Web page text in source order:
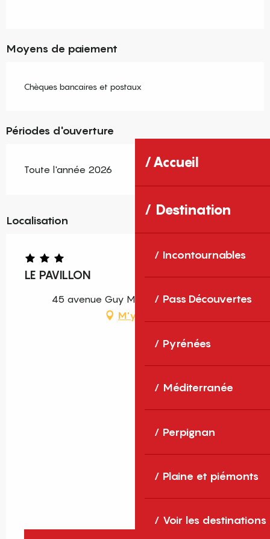
Accueil
Destination
Incontournables
Pass Découvertes
Pyrénées
Méditerranée
Perpignan
Plaine et piémonts
Voir les destinations
Moyens de paiement
Chèques bancaires et postaux
Périodes d'ouverture
Toute l'année 2026
Localisation
LE PAVILLON
45 avenue Guy Malé, 66500 Prades
M'y rendre